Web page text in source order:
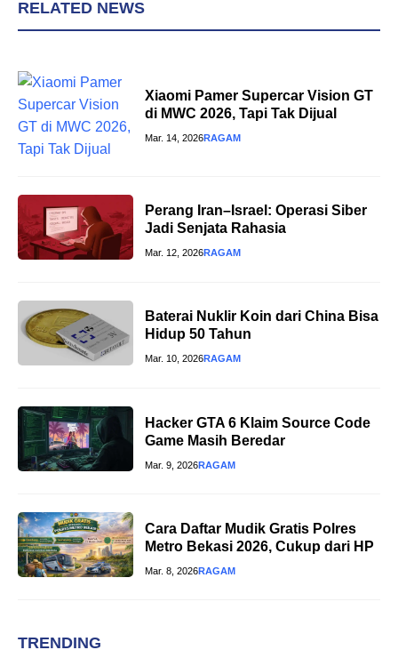
RELATED NEWS
Xiaomi Pamer Supercar Vision GT
di MWC 2026, Tapi Tak Dijual
Mar. 14, 2026RAGAM
Perang Iran–Israel: Operasi Siber
Jadi Senjata Rahasia
Mar. 12, 2026RAGAM
Baterai Nuklir Koin dari China Bisa
Hidup 50 Tahun
Mar. 10, 2026RAGAM
Hacker GTA 6 Klaim Source Code
Game Masih Beredar
Mar. 9, 2026RAGAM
Cara Daftar Mudik Gratis Polres
Metro Bekasi 2026, Cukup dari HP
Mar. 8, 2026RAGAM
TRENDING